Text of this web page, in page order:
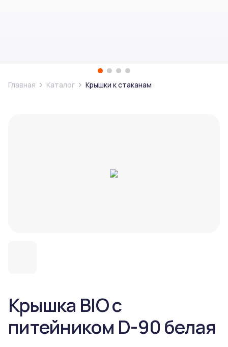
Главная Каталог Крышки к стаканам
Крышка BIO с
питейником D-90 белая